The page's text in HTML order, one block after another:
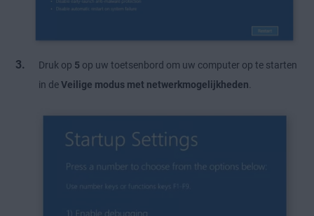
Druk op 5 op uw toetsenbord om uw computer op te starten
in deVeilige modus met netwerkmogelijkheden